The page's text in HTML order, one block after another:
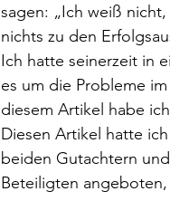
sagen: „Ich weiß
nichts zu den
Ich hatte seinerzeit in
es um die Probleme
diesem Artikel habe
Diesen Artikel hatte
beiden Gutachtern
Beteiligten